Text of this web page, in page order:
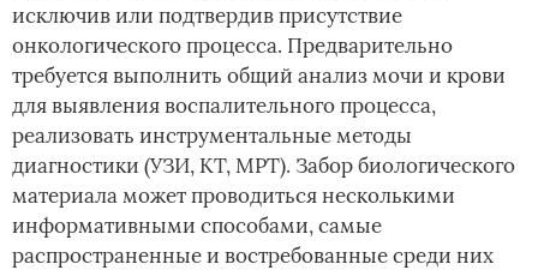
исключив или подтвердив присутствие
онкологического процесса. Предварительно
требуется выполнить общий анализ мочи и крови
для выявления воспалительного процесса,
реализовать инструментальные методы
диагностики (УЗИ, КТ, МРТ). Забор биологического
материала может проводиться несколькими
информативными способами, самые
распространенные и востребованные среди них